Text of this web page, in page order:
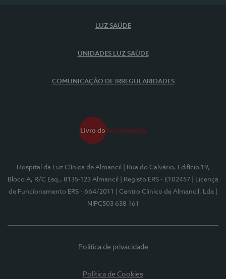
LUZ SAÚDE
UNIDADES LUZ SAÚDE
COMUNICAÇÃO DE IRREGULARIDADES
Hospital da Luz Clínica de Almancil
| Rua do Calvário, Edifício 19,
Bloco A, R/C Esq., 8135-123 Almancil
| Registo ERS - E102457
| Licença
de Funcionamento ERS - 664/2011
| Centro Clínico de Almancil, Lda
NIPC503 638 161
Política de privacidade
Política de Cookies